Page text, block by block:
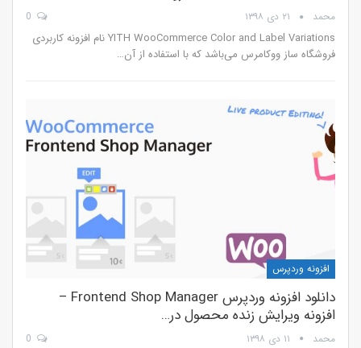
محمد ۲۱ دی ۱۳۹۸
YITH WooCommerce Color and Label Variations نام افزونه کاربردی
فروشگاه ساز ووکامرس می‌باشد که با استفاده از آن…
افزونه وردپرس
دانلود افزونه وردپرس Frontend Shop Manager –
افزونه ویرایش زنده محصول در…
محمد ۱۱ دی ۱۳۹۸